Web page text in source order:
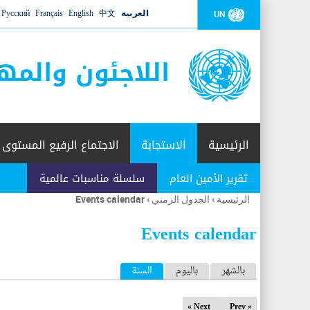
UN العربية 中文
English
Français
Русский
اللاجئون
الرئيسية الاستجابة
تقرير الأمين العام سلسلة مناسبات عالمية
الاجتماع الرفيع المستوى
أنت
هنا
الرئيسية › الجدول الزمني ›
Events calendar
Events calendar
ا
ل
بالشهر باليوم السنة (علامة التبويب النشطة)